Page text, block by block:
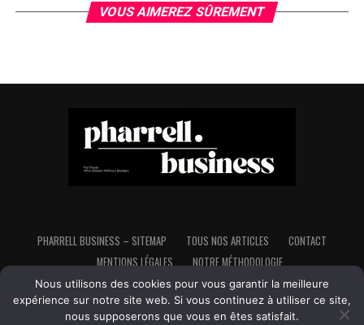
VOUS AIMEREZ SÛREMENT
PHARRELL BUSINESS – SITEMAP TOUS NOS ARTICLES
CONTACT
MENTIONS LÉGALES
NOTRE MÉTHODOLOGIE
Nous utilisons des cookies pour vous garantir la meilleure
expérience sur notre site web. Si vous continuez à utiliser ce site,
nous supposerons que vous en êtes satisfait.